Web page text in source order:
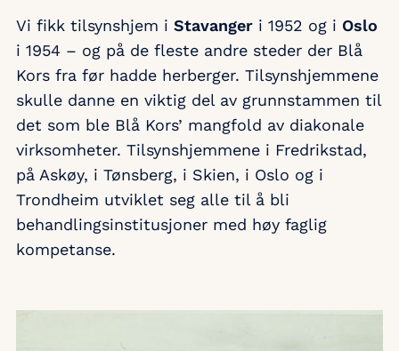
Vi fikk tilsynshjem i Stavanger i 1952 og i Oslo
i 1954 – og på de fleste andre steder der Blå
Kors fra før hadde herberger. Tilsynshjemmene
skulle danne en viktig del av grunnstammen til
det som ble Blå Kors’ mangfold av diakonale
virksomheter. Tilsynshjemmene i Fredrikstad,
på Askøy, i Tønsberg, i Skien, i Oslo og i
Trondheim utviklet seg alle til å bli
behandlingsinstitusjoner med høy faglig
kompetanse.